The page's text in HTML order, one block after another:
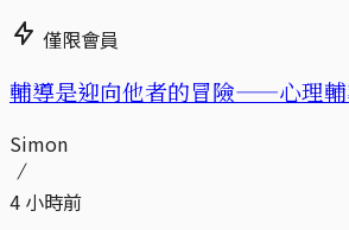
僅限會員
輔導是迎向他者的冒險——心理輔
Simon
4 小時前